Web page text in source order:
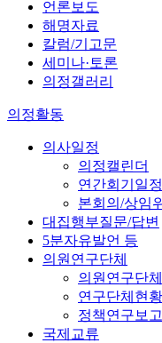
언론보도
해명자료
칼럼/기고문
세미나·토론
의정갤러리
의정활동
의사일정
의정캘린더
연간회기일정
본회의/상임
대집행부질문/답변
5분자유발언 등
의원연구단체
의원연구단
연구단체현황
정책연구보
국제교류